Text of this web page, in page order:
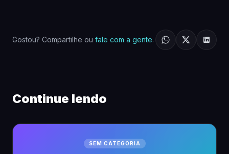
Gostou? Compartilhe ou fale com a gente.
Continue lendo
SEM CATEGORIA